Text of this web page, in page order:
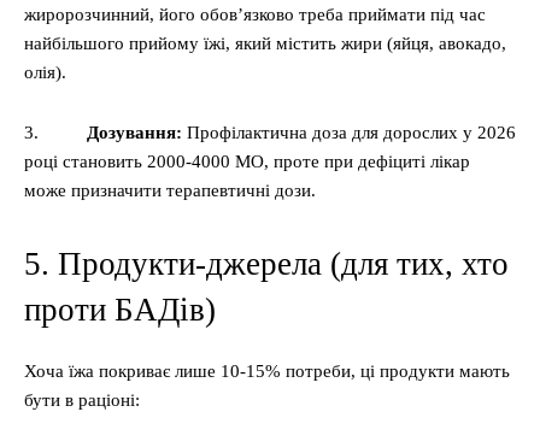
жиророзчинний, його обов’язково треба приймати під час
найбільшого прийому їжі, який містить жири (яйця, авокадо,
олія).
3. Дозування: Профілактична доза для дорослих у 2026
році становить 2000-4000 МО, проте при дефіциті лікар
може призначити терапевтичні дози.
5. Продукти-джерела (для тих, хто
проти БАДів)
Хоча їжа покриває лише 10-15% потреби, ці продукти мають
бути в раціоні: